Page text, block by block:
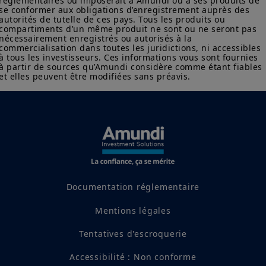
sur les produits figurant sur ce site ne sont données qu’à titre
indicatif et constituent une présentation générale de nos
produits et services. Ces informations ne sont pas exhaustives,
peuvent évoluer dans le temps et être mises à jour par Amundi
Asset Management, sans préavis et à tout moment.
Votre accès à ce site est soumis au respect de la
réglementation française en vigueur et aux «Mentions légales /
Nous vous conseillons, dans votre intérêt, de les lire
conformer aux obligations d’enregistrement auprès des
de tutelle de ces pays. Tous les produits ou
d’un même produit ne sont ou ne seront pas
enregistrés ou autorisés à la
dans toutes les juridictions, ni accessibles
tous les investisseurs. Ces informations vous sont fournies
partir de sources qu’Amundi considère comme étant fiables
elles peuvent être modifiées sans préavis.
Documentation réglementaire
Mentions légales
Tentatives d'escroquerie
Accessibilité : Non conforme